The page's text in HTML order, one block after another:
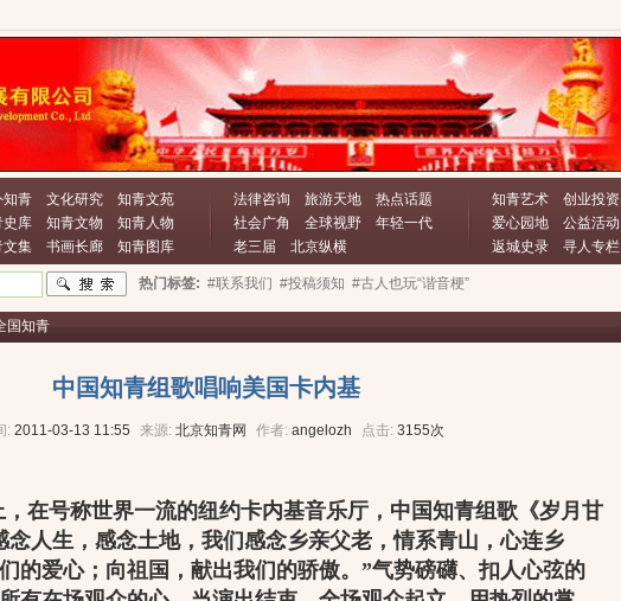
知青 文化研究
知青文苑
史库 知青文物
知青人物
文集 书画长廊 知青图库
法律咨询 旅游天地
热点话题
社会广角
全球视野
年轻一代
老三届
北京纵横
知青艺术 创业投资
爱心园地
公益活动
返城史录
寻人专栏
热门标签: #联系我们 #投稿须知 #古人也玩“谐音梗”
国知青
中国知青组歌唱响美国卡内基
: 2011-03-13 11:55 来源: 北京知青网 作者: angelozh 点击: 3155次
在号称世界一流的纽约卡内基音乐厅，中国知青组歌《岁月甘
念人生，感念土地，我们感念乡亲父老，情系青山，心连乡
的爱心；向祖国，献出我们的骄傲。”气势磅礴、扣人心弦的